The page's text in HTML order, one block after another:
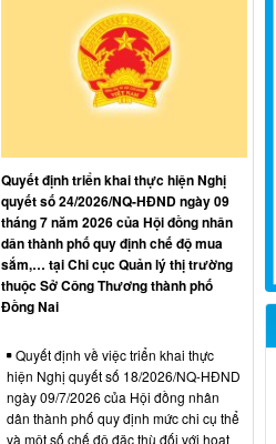
Quyết định triển khai thực hiện Nghị
quyết số 24/2026/NQ-HĐND ngày 09
tháng 7 năm 2026 của Hội đồng nhân
dân thành phố quy định chế độ mua
sắm,… tại Chi cục Quản lý thị trường
thuộc Sở Công Thương thành phố
Đồng Nai
Quyết định về việc triển khai thực
hiện Nghị quyết số 18/2026/NQ-HĐND
ngày 09/7/2026 của Hội đồng nhân
dân thành phố quy định mức chi cụ thể
và một số chế độ đặc thù đối với hoạt